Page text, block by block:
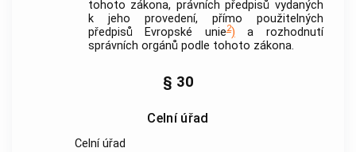
tohoto zákona, právních předpisů vydaných
k jeho provedení, přímo použitelných
předpisů Evropské unie2) a rozhodnutí
správních orgánů podle tohoto zákona.
§ 30
Celní úřad
Celní úřad